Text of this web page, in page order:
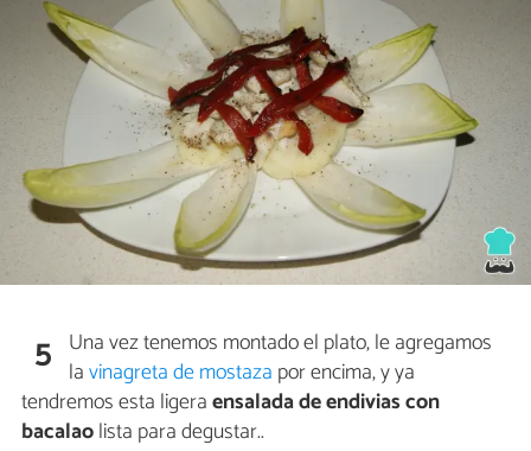
5 Una vez tenemos montado el plato, le agregamos
lavinagreta de mostaza por encima, y ya
tendremos esta ligeraensalada de endivias con
bacalaolista para degustar..